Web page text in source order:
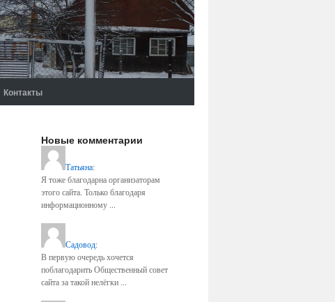
Контакты
Новые комментарии
Татьяна:
Я тоже благодарна организаторам
этого сайта. Только благодаря
информационному ...
Садовод:
В первую очередь хочется
поблагодарить Общественный совет
сайта за такой нелёгки ...